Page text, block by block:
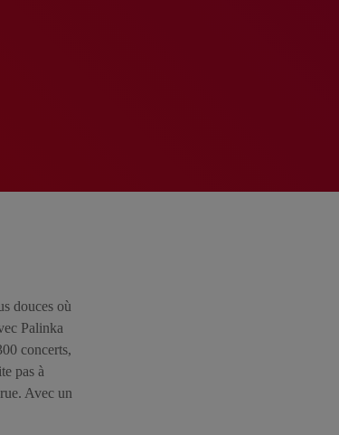
douces où
Palinka
concerts,
pas à
Avec un